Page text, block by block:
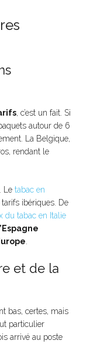
, c’est un fait. Si
autour de 6
La Belgique,
rendant le
Le tabac en
ibériques. De
du tabac en Italie
.
et de la
bas, certes, mais
particulier
arrivé au poste